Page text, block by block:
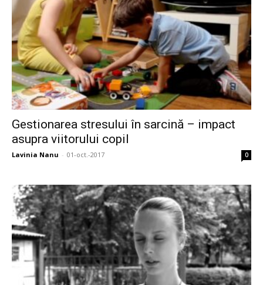
Gestionarea stresului în sarcină – impact
asupra viitorului copil
Lavinia Nanu - 01-oct.-2017 0